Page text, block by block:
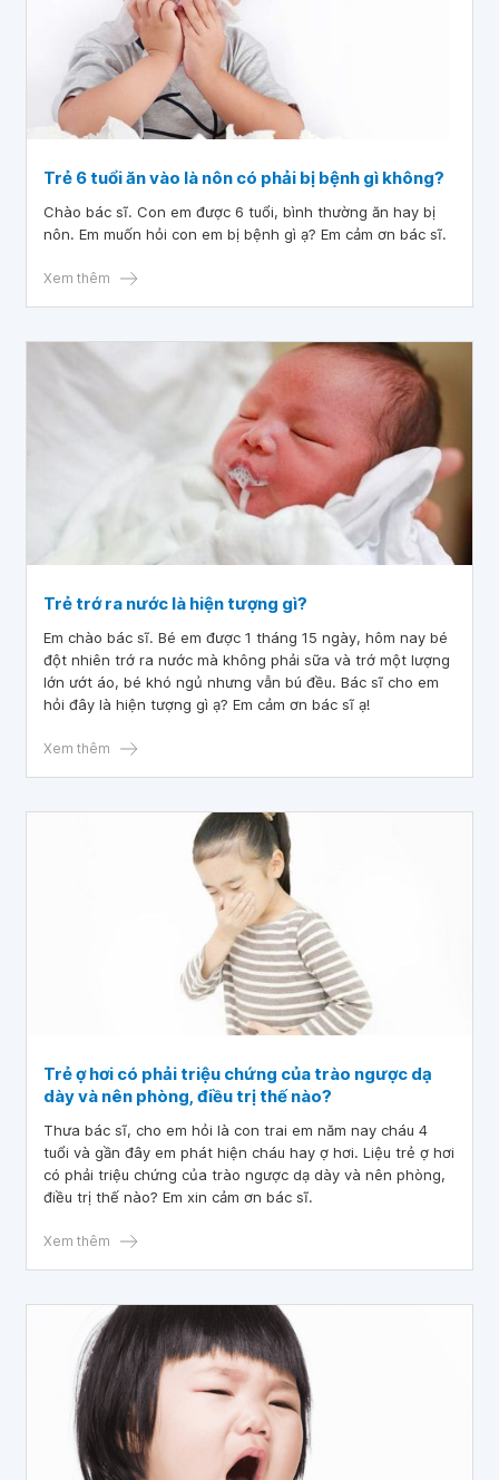
Trẻ 6 tuổi ăn vào là nôn có phải bị bệnh gì không?
Chào bác sĩ. Con em được 6 tuổi, bình thường ăn hay bị
nôn. Em muốn hỏi con em bị bệnh gì ạ? Em cảm ơn bác sĩ.
Xem thêm
Trẻ trớ ra nước là hiện tượng gì?
Em chào bác sĩ. Bé em được 1 tháng 15 ngày, hôm nay bé
đột nhiên trớ ra nước mà không phải sữa và trớ một lượng
lớn ướt áo, bé khó ngủ nhưng vẫn bú đều. Bác sĩ cho em
hỏi đây là hiện tượng gì ạ? Em cảm ơn bác sĩ ạ!
Xem thêm
Trẻ ợ hơi có phải triệu chứng của trào ngược dạ
dày và nên phòng, điều trị thế nào?
Thưa bác sĩ, cho em hỏi là con trai em năm nay cháu 4
tuổi và gần đây em phát hiện cháu hay ợ hơi. Liệu trẻ ợ hơi
có phải triệu chứng của trào ngược dạ dày và nên phòng,
điều trị thế nào? Em xin cảm ơn bác sĩ.
Xem thêm